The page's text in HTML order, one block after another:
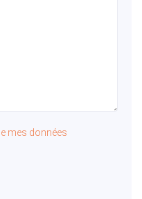
mes données